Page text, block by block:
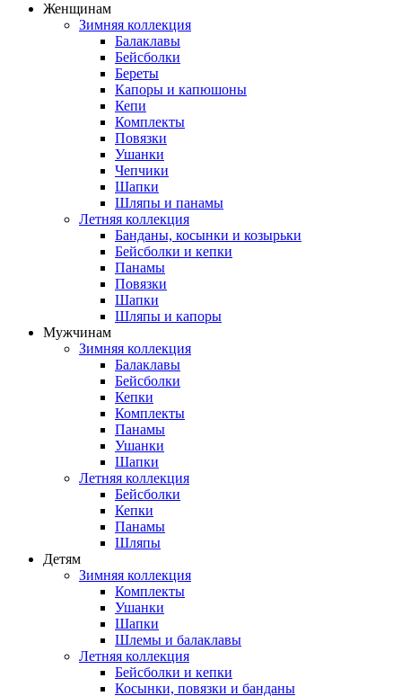
Женщинам
Зимняя коллекция
Балаклавы
Бейсболки
Береты
Капоры и капюшоны
Кепи
Комплекты
Повязки
Ушанки
Чепчики
Шапки
Шляпы и панамы
Летняя коллекция
Банданы, косынки и козырьки
Бейсболки и кепки
Панамы
Повязки
Шапки
Шляпы и капоры
Мужчинам
Зимняя коллекция
Балаклавы
Бейсболки
Кепки
Комплекты
Панамы
Ушанки
Шапки
Летняя коллекция
Бейсболки
Кепки
Панамы
Шляпы
Детям
Зимняя коллекция
Комплекты
Ушанки
Шапки
Шлемы и балаклавы
Летняя коллекция
Бейсболки и кепки
Косынки, повязки и банданы